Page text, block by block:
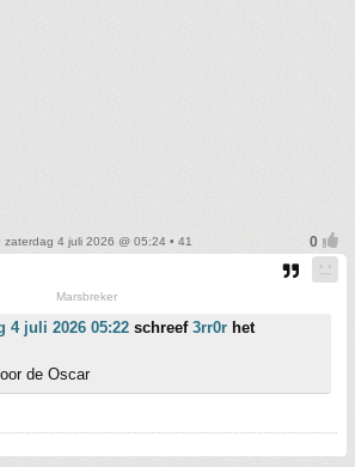
zaterdag 4 juli 2026 @ 05:24 • 41
Marsbreker
4 juli 2026 05:22 schreef 3rr0r het
de Oscar